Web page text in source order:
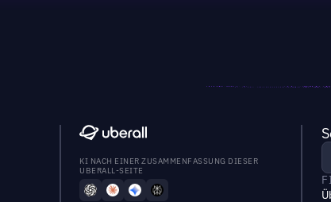
KI NACH EINER ZUSAMMENFASSUNG DIESER
UBERALL-SEITE